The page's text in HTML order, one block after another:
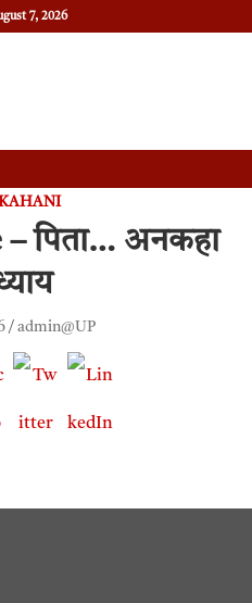
7, 2026
पिता… अनकहा
admin@UP